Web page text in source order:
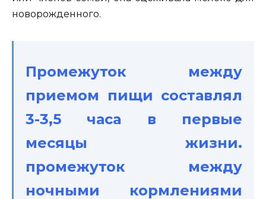
новорожденного.
Промежуток между
приемом пищи составлял
3-3,5 часа в первые
месяцы жизни.
промежуток между
ночными кормлениями